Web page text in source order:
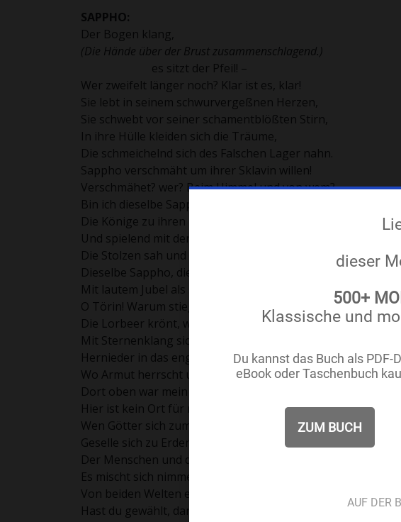
SAPPHO:
Der Bogen klang,
(Die Hände über der Brust zusammenschlagend.)
es sitzt der Pfeil! –
Wer zweifelt länger noch? Klar ist es, klar!
Sie lebt in seinem schwurvergeßnen Herzen,
Sie schwebt vor seiner schamentblößten Stirn,
In ihre Hülle kleiden sich die Träume,
Die schmeichelnd sich des Falschen Lager nahn.
Sappho verschmäht um ihrer Sklavin willen!
Verschmähet? wer? Beim Himmel und von wem?
Bin ich dieselbe Sappho denn nicht mehr,
Die Könige zu ihren Füßen sah,
Und spielend mit der dargebotnen Krone,
Die Stolzen sah und hörte und entließ!
Dieselbe Sappho, die ganz Griechenland
Mit lautem Jubel als sein Kleinod grüßte?
O Törin! Warum stieg ich von den Höhn,
Die Lorbeer krönt, wo Aganippe rauscht,
Mit Sternenklang sich Musenchöre gatten,
Hernieder in das engbegrenzte Tal
Wo Armut herrscht und Treubruch und Verbrechen?
Dort oben war mein Platz, dort an den Wolken,
Hier ist kein Ort für mich, als nur das Grab.
Wen Götter sich zum Eigentum erlesen,
Geselle sich zu Erdenbürgern nicht,
Der Menschen und der Überird'schen Los
Es mischt sich nimmer in demselben Becher,
Von beiden Welten eine mußt du wählen,
Hast du gewählt, dann ist kein Rücktritt mehr!